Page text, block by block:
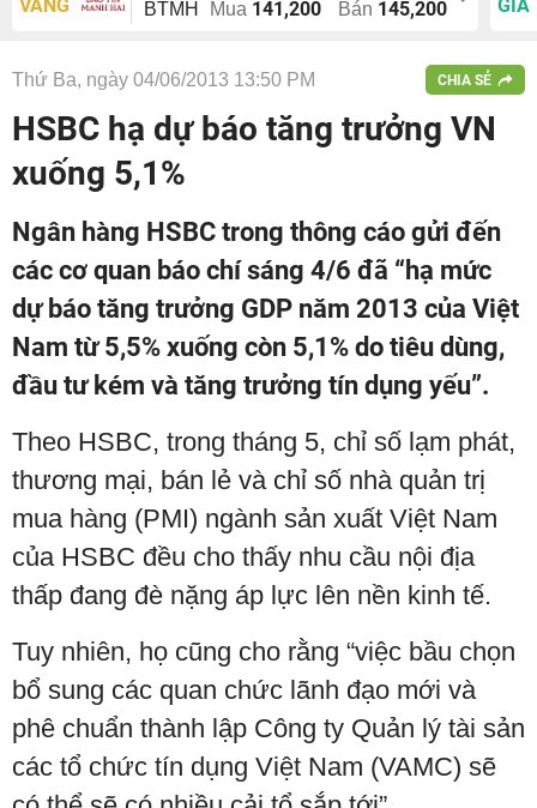
VÀNG
BTMH Mua 141,200 Bán 145,200
GIÁ
Thứ Ba, ngày 04/06/2013 13:50 PM CHIA SẺ
HSBC hạ dự báo tăng trưởng VN
xuống 5,1%
Ngân hàng HSBC trong thông cáo gửi đến
các cơ quan báo chí sáng 4/6 đã “hạ mức
dự báo tăng trưởng GDP năm 2013 của Việt
Nam từ 5,5% xuống còn 5,1% do tiêu dùng,
đầu tư kém và tăng trưởng tín dụng yếu”.
Theo HSBC, trong tháng 5, chỉ số lạm phát,
thương mại, bán lẻ và chỉ số nhà quản trị
mua hàng (PMI) ngành sản xuất Việt Nam
của HSBC đều cho thấy nhu cầu nội địa
thấp đang đè nặng áp lực lên nền kinh tế.
Tuy nhiên, họ cũng cho rằng “việc bầu chọn
bổ sung các quan chức lãnh đạo mới và
phê chuẩn thành lập Công ty Quản lý tài sản
các tổ chức tín dụng Việt Nam (VAMC) sẽ